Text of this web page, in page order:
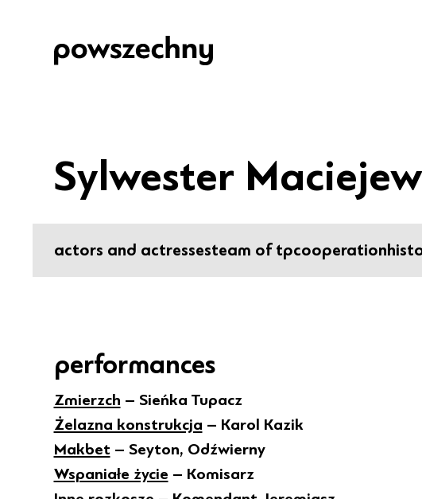
Sylwester
actors and actressesteam of tpcooperation
performances
Zmierzch – Sieńka Tupacz
Żelazna konstrukcja – Karol Kazik
Makbet – Seyton, Odźwierny
Wspaniałe życie – Komisarz